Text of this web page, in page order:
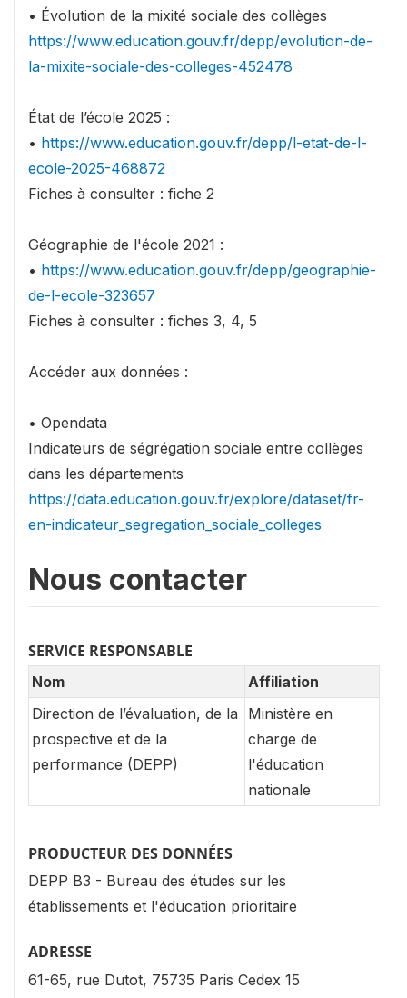
• Évolution de la mixité sociale des collèges
https://www.education.gouv.fr/depp/evolution-de-
la-mixite-sociale-des-colleges-452478
État de l’école 2025 :
• https://www.education.gouv.fr/depp/l-etat-de-l-
ecole-2025-468872
Fiches à consulter : fiche 2
Géographie de l'école 2021 :
• https://www.education.gouv.fr/depp/geographie-
de-l-ecole-323657
Fiches à consulter : fiches 3, 4, 5
Accéder aux données :
• Opendata
Indicateurs de ségrégation sociale entre collèges
dans les départements
https://data.education.gouv.fr/explore/dataset/fr-
en-indicateur_segregation_sociale_colleges
Nous contacter
SERVICE RESPONSABLE
Nom
Affiliation
Direction de l’évaluation, de la
prospective et de la
performance (DEPP)
Ministère en
charge de
l'éducation
nationale
PRODUCTEUR DES DONNÉES
DEPP B3 - Bureau des études sur les
établissements et l'éducation prioritaire
ADRESSE
61-65, rue Dutot, 75735 Paris Cedex 15